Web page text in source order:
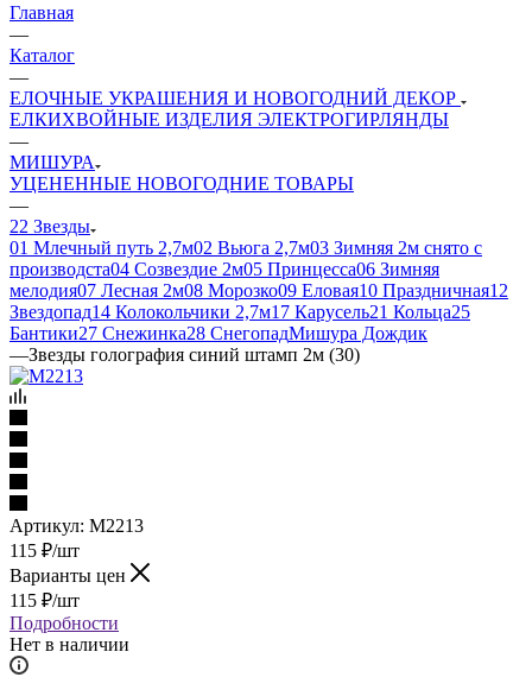
Главная
—
Каталог
—
ЕЛОЧНЫЕ УКРАШЕНИЯ И НОВОГОДНИЙ ДЕКОР
ЕЛКИХВОЙНЫЕ ИЗДЕЛИЯ ЭЛЕКТРОГИРЛЯНДЫ
—
МИШУРА
УЦЕНЕННЫЕ НОВОГОДНИЕ ТОВАРЫ
—
22 Звезды
01 Млечный путь 2,7м02 Вьюга 2,7м03 Зимняя 2м снято с
производста04 Созвездие 2м05 Принцесса06 Зимняя
мелодия07 Лесная 2м08 Морозко09 Еловая10 Праздничная12
Звездопад14 Колокольчики 2,7м17 Карусель21 Кольца25
Бантики27 Снежинка28 СнегопадМишура Дождик
—Звезды голография синий штамп 2м (30)
Артикул: М2213
115 ₽/шт
Варианты цен
115 ₽/шт
Подробности
Нет в наличии